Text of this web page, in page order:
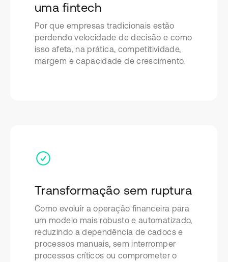
uma fintech
Por que empresas tradicionais estão
perdendo velocidade de decisão e como
isso afeta, na prática, competitividade,
margem e capacidade de crescimento.
Transformação sem ruptura
Como evoluir a operação financeira para
um modelo mais robusto e automatizado,
reduzindo a dependência de cadocs e
processos manuais, sem interromper
processos críticos ou comprometer o